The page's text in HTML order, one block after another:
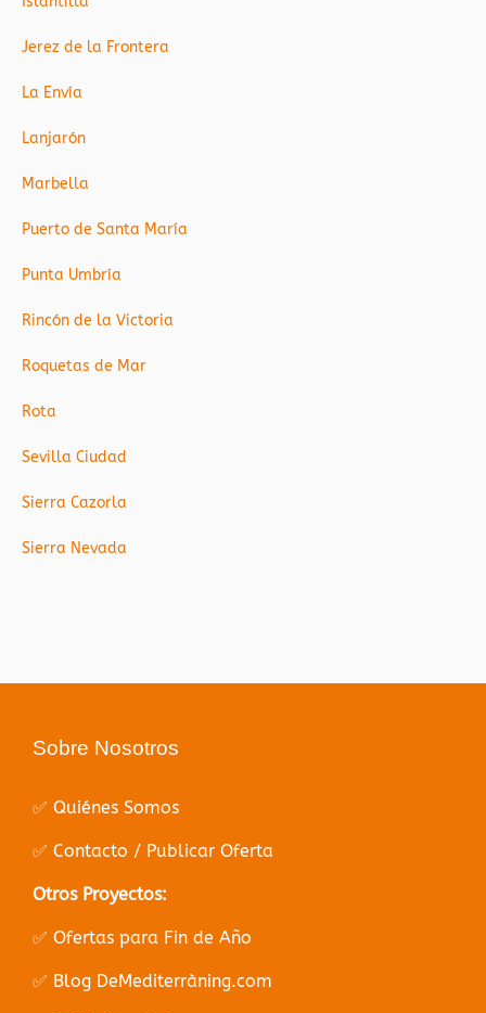
Jerez de la Frontera
La Envía
Lanjarón
Marbella
Puerto de Santa María
Punta Umbría
Rincón de la Victoria
Roquetas de Mar
Rota
Sevilla Ciudad
Sierra Cazorla
Sierra Nevada
Sobre Nosotros
✅ Quiénes Somos
✅ Contacto / Publicar Oferta
Otros Proyectos:
✅ Ofertas para Fin de Año
✅ Blog DeMediterràning.com